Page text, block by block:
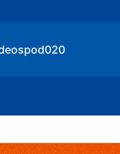
pod020